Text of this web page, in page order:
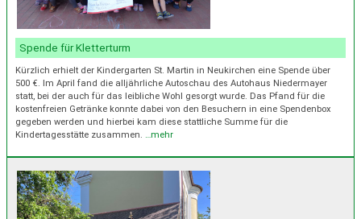
Spende für Kletterturm
Kürzlich erhielt der Kindergarten St. Martin in Neukirchen eine Spende über
500 €. Im April fand die alljährliche Autoschau des Autohaus Niedermayer
statt, bei der auch für das leibliche Wohl gesorgt wurde. Das Pfand für die
kostenfreien Getränke konnte dabei von den Besuchern in eine Spendenbox
gegeben werden und hierbei kam diese stattliche Summe für die
Kindertagesstätte zusammen. …mehr